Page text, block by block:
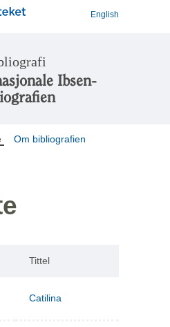
English
Ibsen-
Om bibliografien
Tittel
Catilina